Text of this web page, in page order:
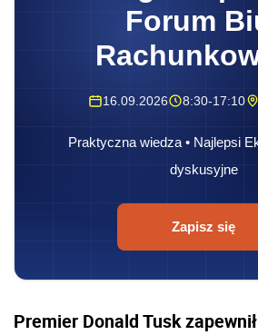
Forum
16.09.2026 8:30-17:10
Praktyczna wiedza • Najlepsi
dyskusyjne
Zapisz się
Premier Donald Tusk